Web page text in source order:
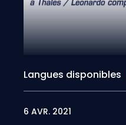
Langues disponibles
6 AVR. 2021